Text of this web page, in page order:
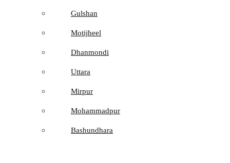
Gulshan
Motijheel
Dhanmondi
Uttara
Mirpur
Mohammadpur
Bashundhara